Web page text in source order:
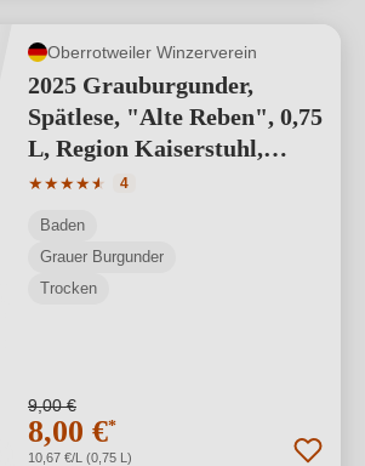
Oberrotweiler Winzerverein
2025 Grauburgunder,
Spätlese, "Alte Reben", 0,75
L, Region Kaiserstuhl,
Baden
★★★★★
★
Durchschnittliche Bewertung von 4.75
4
Baden
Grauer Burgunder
Trocken
9,00 €
8,00 €*
10,67 €/L (0,75 L)